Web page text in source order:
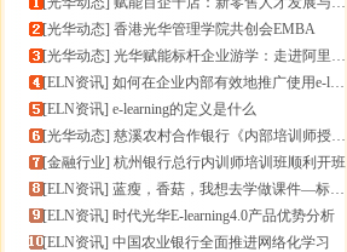
[光华动态] 香港光华管理学院共创会EMBA
[光华动态] 光华赋能标杆企业游学：走进阿里巴巴+绿城管理集团
[ELN资讯] 如何在企业内部有效地推广使用e-learning
[ELN资讯] e-learning的定义是什么
[光华动态] 慈溪农村合作银行《内部培训师授课技能提升》报导
[金融行业] 杭州银行总行内训师培训班顺利开班
[ELN资讯] 蓝瘦，香菇，我想去学做课件—标准课件制作分享会
[ELN资讯] 时代光华E-learning4.0产品优势分析
[ELN资讯] 中国农业银行全面推进网络化学习